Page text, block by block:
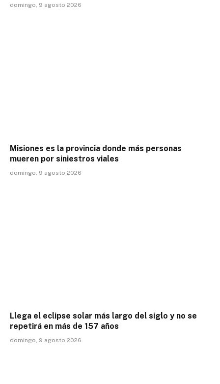
domingo, 9 agosto 2026
Misiones es la provincia donde más personas
mueren por siniestros viales
domingo, 9 agosto 2026
Llega el eclipse solar más largo del siglo y no se
repetirá en más de 157 años
domingo, 9 agosto 2026